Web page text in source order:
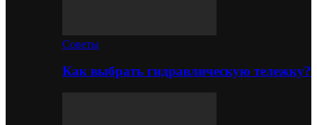
Советы
Как выбрать гидравлическую тележку?